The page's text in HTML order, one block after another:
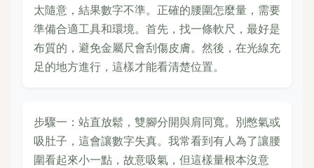
太隨意，結果數字不準。正確的腰圍怎麼量，需要
準備合適工具和環境。首先，找一條軟尺，最好是
布質的，避免金屬尺會刮傷皮膚。然後，在光線充
足的地方進行，這樣才能看清楚位置。
步驟一：站直放鬆，雙腳分開與肩同寬。別憋氣或
吸肚子，這會讓數字失真。我常看到有人為了讓腰
圍看起來小一點，故意吸氣，但這樣量根本沒意